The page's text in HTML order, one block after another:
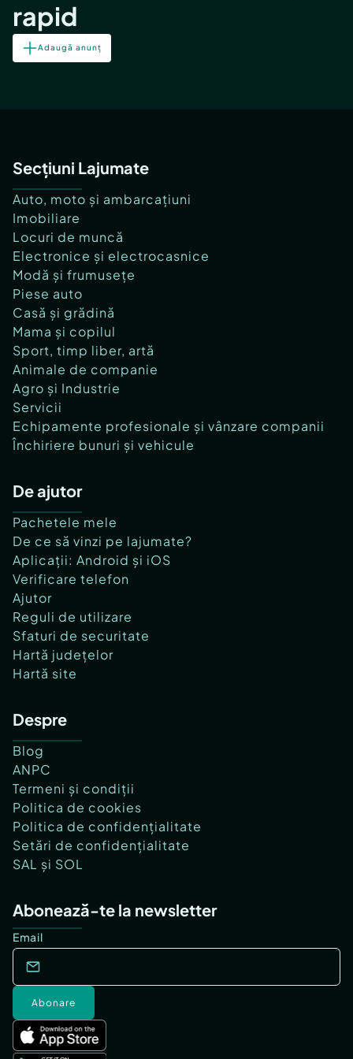
rapid
Adaugă anunț
Secțiuni Lajumate
Auto, moto și ambarcațiuni
Imobiliare
Locuri de muncă
Electronice și electrocasnice
Modă și frumusețe
Piese auto
Casă și grădină
Mama și copilul
Sport, timp liber, artă
Animale de companie
Agro și Industrie
Servicii
Echipamente profesionale și vânzare companii
Închiriere bunuri și vehicule
De ajutor
Pachetele mele
De ce să vinzi pe lajumate?
Aplicații: Android și iOS
Verificare telefon
Ajutor
Reguli de utilizare
Sfaturi de securitate
Hartă județelor
Hartă site
Despre
Blog
ANPC
Termeni și condiții
Politica de cookies
Politica de confidențialitate
Setări de confidențialitate
SAL și SOL
Abonează-te la newsletter
Email
Abonare